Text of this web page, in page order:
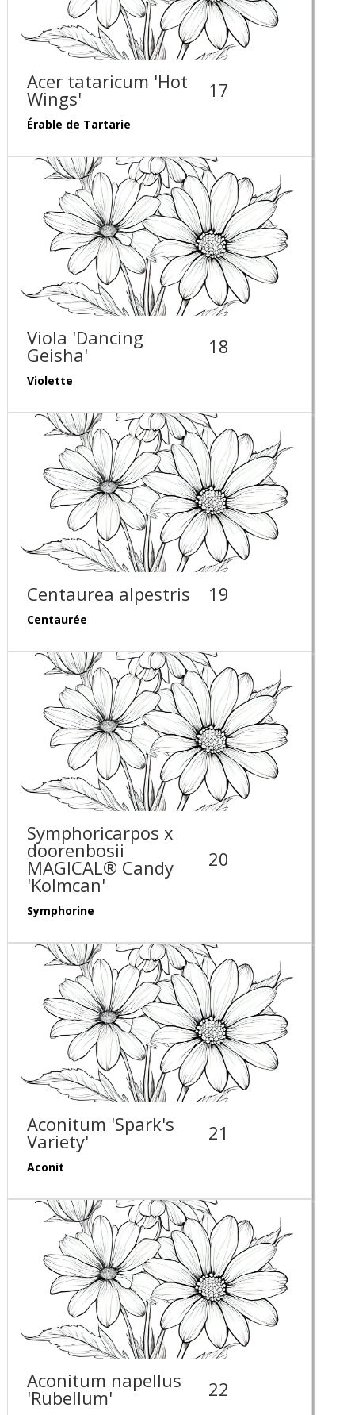
Acer tataricum 'Hot
Wings' 17
Érable de Tartarie
Viola 'Dancing
Geisha' 18
Violette
Centaurea alpestris 19
Centaurée
Symphoricarpos x
doorenbosii
MAGICAL® Candy
'Kolmcan'
20
Symphorine
Aconitum 'Spark's
Variety' 21
Aconit
Aconitum napellus
'Rubellum' 22